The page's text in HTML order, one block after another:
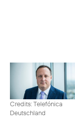
Credits: Telefónica
Deutschland